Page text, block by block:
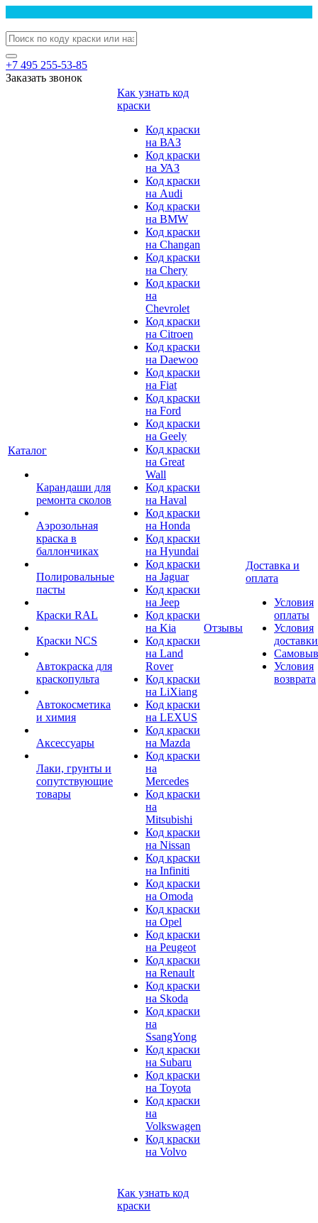
+7 495 255-53-85
Заказать звонок
Каталог
Карандаши для
ремонта сколов
Аэрозольная
краска в
баллончиках
Полировальные
пасты
Краски RAL
Краски NCS
Автокраска для
краскопульта
Автокосметика
и химия
Аксессуары
Лаки, грунты и
сопутствующие
товары
Как узнать код
краски
Код краски
на ВАЗ
Код краски
на УАЗ
Код краски
на Audi
Код краски
на BMW
Код краски
на Changan
Код краски
на Chery
Код краски
на
Chevrolet
Код краски
на Citroen
Код краски
на Daewoo
Код краски
на Fiat
Код краски
на Ford
Код краски
на Geely
Код краски
на Great
Wall
Код краски
на Haval
Код краски
на Honda
Код краски
на Hyundai
Код краски
на Jaguar
Код краски
на Jeep
Код краски
на Kia
Код краски
на Land
Rover
Код краски
на LiXiang
Код краски
на LEXUS
Код краски
на Mazda
Код краски
на
Mercedes
Код краски
на
Mitsubishi
Код краски
на Nissan
Код краски
на Infiniti
Код краски
на Omoda
Код краски
на Opel
Код краски
на Peugeot
Код краски
на Renault
Код краски
на Skoda
Код краски
на
SsangYong
Код краски
на Subaru
Код краски
на Toyota
Код краски
на
Volkswagen
Код краски
на Volvo
Отзывы
Доставка и
оплата
Условия
оплаты
Условия
доставки
Условия
возврата
Как узнать код
краски